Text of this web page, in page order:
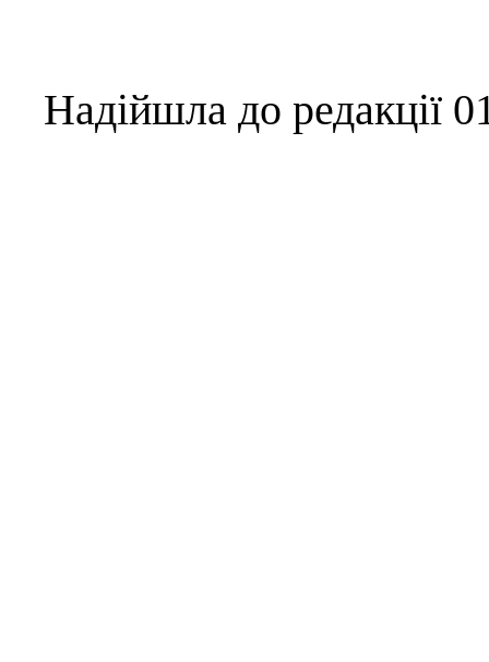
Надійшла до редакції